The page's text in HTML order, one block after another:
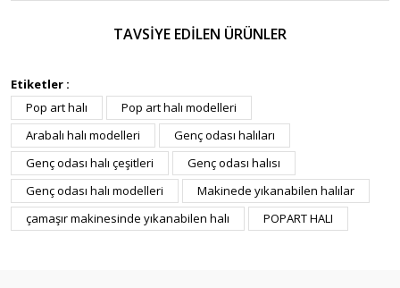
TAVSİYE EDİLEN ÜRÜNLER
Etiketler :
Pop art halı
Pop art halı modelleri
Arabalı halı modelleri
Genç odası halıları
Genç odası halı çeşitleri
Genç odası halısı
Genç odası halı modelleri
Makinede yıkanabilen halılar
çamaşır makinesinde yıkanabilen halı
POPART HALI